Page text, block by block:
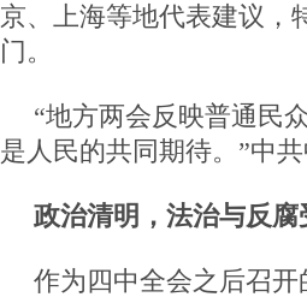
京、上海等地代表建议，
门。
“地方两会反映普通民
是人民的共同期待。”中
政治清明，法治与反腐
作为四中全会之后召